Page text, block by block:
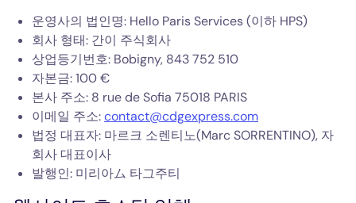
운영사의 법인명: Hello Paris Services (이하 HPS)
회사 형태: 간이 주식회사
상업등기번호: Bobigny, 843 752 510
자본금: 100 €
본사 주소: 8 rue de Sofia 75018 PARIS
이메일 주소:contact@cdgexpress.com
법정 대표자: 마르크 소렌티노(Marc SORRENTINO), 자
회사 대표이사
발행인: 미리아ム 타그주티